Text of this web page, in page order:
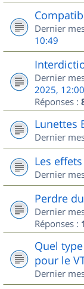
Dernier
10:49
Dernier
2025, 12:00
Réponses :
Lunettes
Dernier
Les
Dernier
Perdre
Dernier
Réponses :
Quel
pour le
Dernier